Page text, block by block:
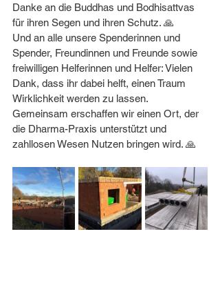
Danke an die Buddhas und Bodhisattvas
für ihren Segen und ihren Schutz. 🙏
Und an alle unsere Spenderinnen und
Spender, Freundinnen und Freunde sowie
freiwilligen Helferinnen und Helfer: Vielen
Dank, dass ihr dabei helft, einen Traum
Wirklichkeit werden zu lassen.
Gemeinsam erschaffen wir einen Ort, der
die Dharma-Praxis unterstützt und
zahllosen Wesen Nutzen bringen wird. 🙏